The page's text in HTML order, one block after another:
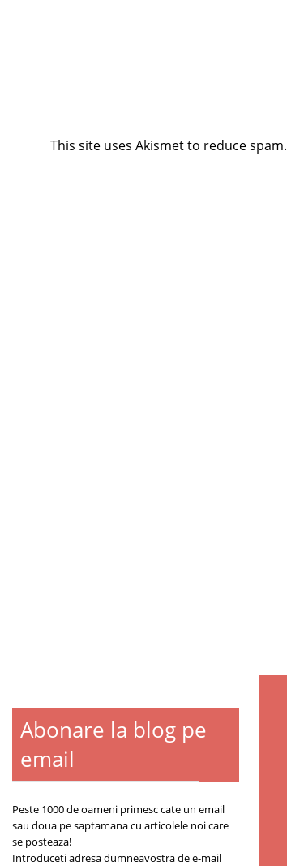
This site uses Akismet to reduce spam.
Abonare la blog pe
email
Peste 1000 de oameni primesc cate un email
sau doua pe saptamana cu articolele noi care
se posteaza!
Introduceti adresa dumneavostra de e-mail